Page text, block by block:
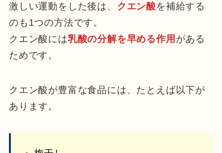
激しい運動をした後は、 クエン酸を補給する
のも1つの方法です。
クエン酸には乳酸の分解を早める作用 がある
ためです。
クエン酸が豊富な食品には、たとえば以下が
あります。